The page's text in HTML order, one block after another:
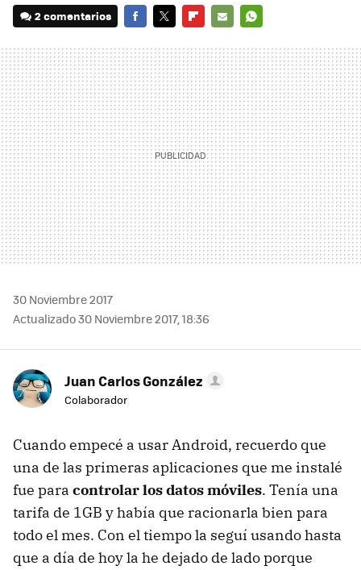
2 comentarios
MAIL
30 Noviembre 2017
Actualizado 30 Noviembre 2017, 18:36
Juan Carlos González
Colaborador
Cuando empecé a usar Android, recuerdo que
una de las primeras aplicaciones que me instalé
fue para controlar los datos móviles. Tenía una
tarifa de 1GB y había que racionarla bien para
todo el mes. Con el tiempo la seguí usando hasta
que a día de hoy la he dejado de lado porque